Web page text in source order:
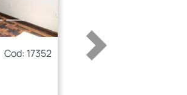
Cod: 17352